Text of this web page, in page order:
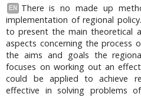
EN
There is no made up
implementation of regional
to present the main theoretical
aspects concerning the process
the aims and goals the
focuses on working out an
could be applied to achieve
effective in solving problems